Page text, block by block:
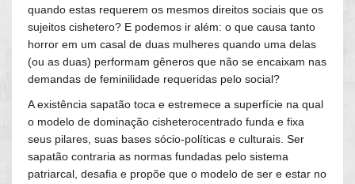
quando estas requerem os mesmos direitos sociais que os
sujeitos cishetero? E podemos ir além: o que causa tanto
horror em um casal de duas mulheres quando uma delas
(ou as duas) performam gêneros que não se encaixam nas
demandas de feminilidade requeridas pelo social?
A existência sapatão toca e estremece a superfície na qual
o modelo de dominação cisheterocentrado funda e fixa
seus pilares, suas bases sócio-políticas e culturais. Ser
sapatão contraria as normas fundadas pelo sistema
patriarcal, desafia e propõe que o modelo de ser e estar no